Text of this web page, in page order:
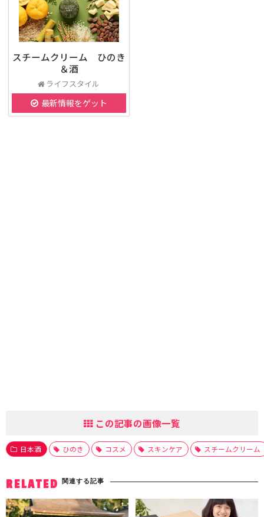
スチームクリーム ひのき
＆酒
ライフスタイル
最新情報をゲット
この記事の画像一覧
日本酒 ひのき コスメ スキンケア スチームクリーム
RELATED 関連する記事